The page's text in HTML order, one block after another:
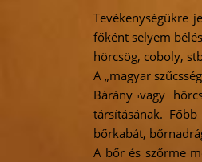
Tevékenységükre
főként selyem
hörcsög, coboly,
A „magyar
Bárány¬vagy
társításának.
bőrkabát,
A bőr és szőrme